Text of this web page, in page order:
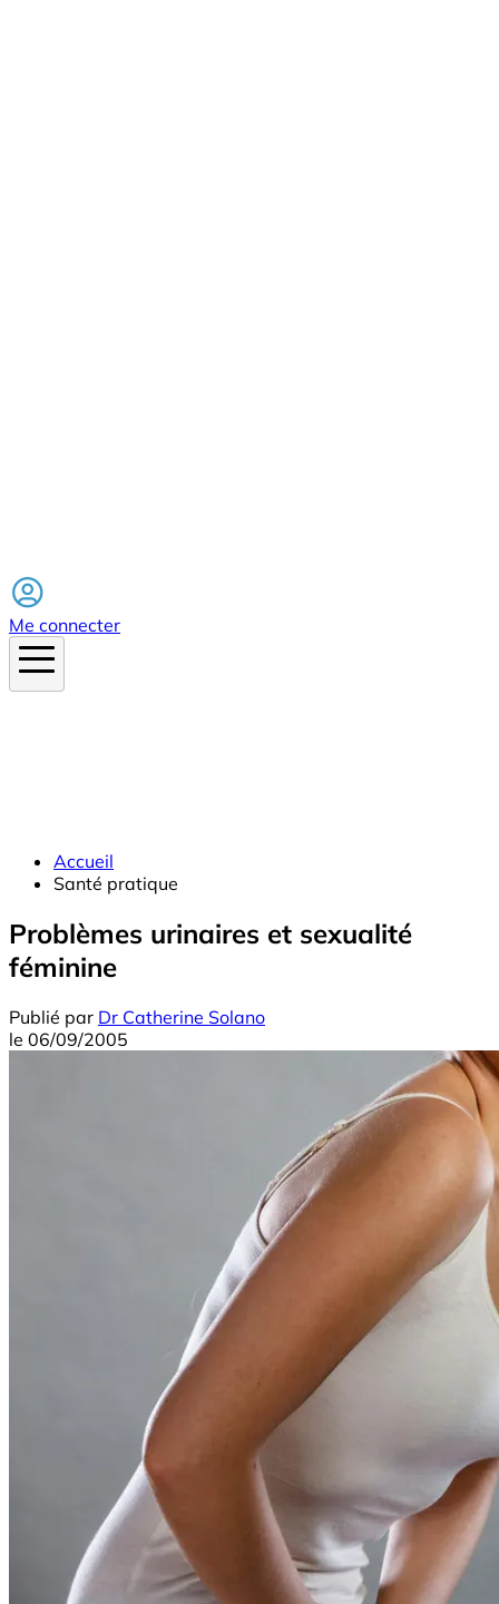
Me connecter
Accueil
Santé pratique
Problèmes urinaires et sexualité
féminine
Publié par Dr Catherine Solano
le 06/09/2005